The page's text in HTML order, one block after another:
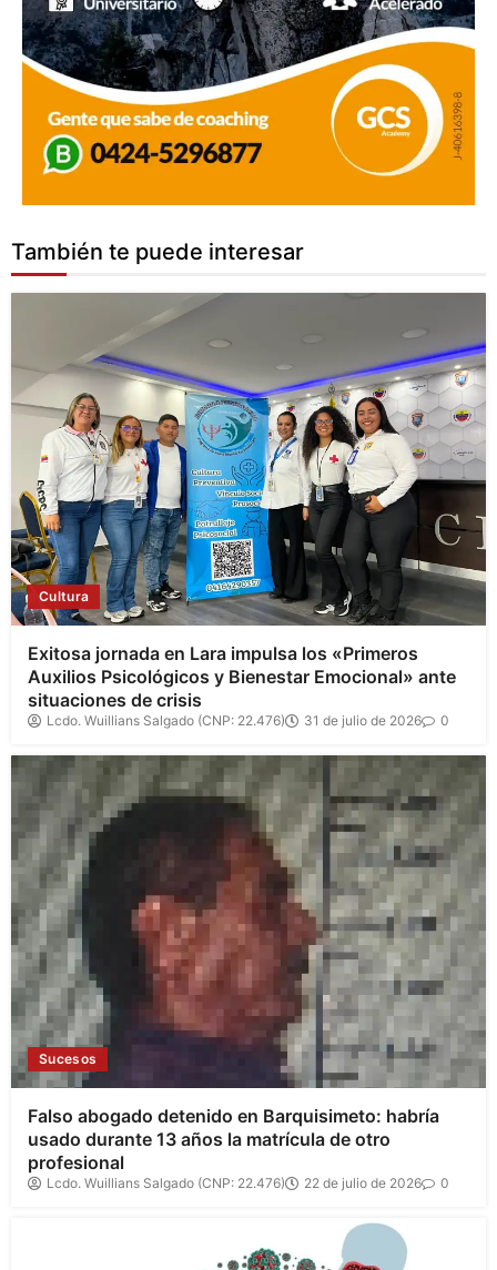
También te puede interesar
Cultura
Exitosa jornada en Lara impulsa los «Primeros
Auxilios Psicológicos y Bienestar Emocional» ante
situaciones de crisis
Lcdo. Wuillians Salgado (CNP: 22.476) 31 de julio de 2026 0
Sucesos
Falso abogado detenido en Barquisimeto: habría
usado durante 13 años la matrícula de otro
profesional
Lcdo. Wuillians Salgado (CNP: 22.476) 22 de julio de 2026 0